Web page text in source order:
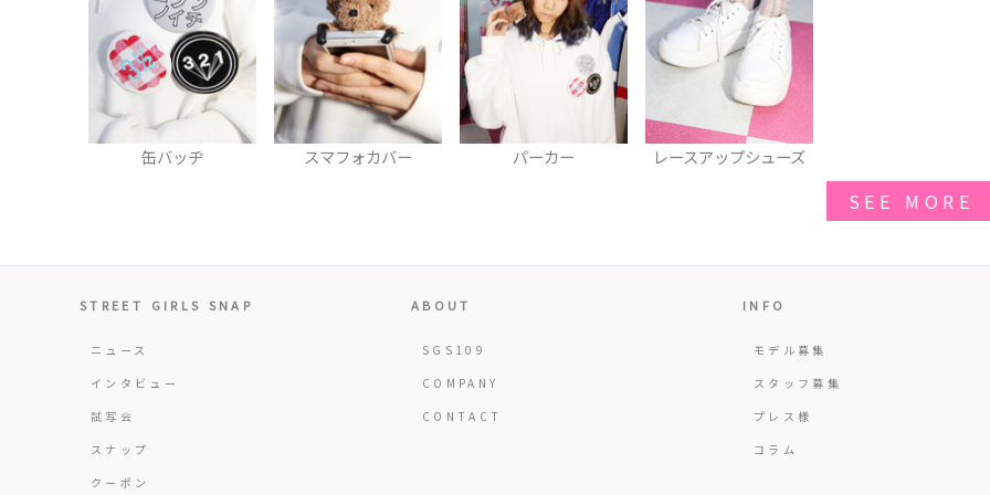
缶バッヂ スマフォカバー パーカー レースアップシューズ
SEE MORE
STREET GIRLS SNAP
ニュース
インタビュー
試写会
スナップ
クーポン
ABOUT
SGS109
COMPANY
CONTACT
INFO
モデル募集
スタッフ募集
プレス様
コラム